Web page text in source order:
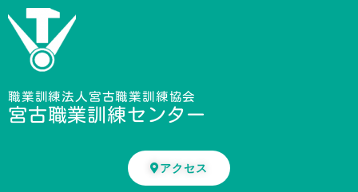
キ
ッ
職業訓練法人宮古職業訓練協会
宮古職業訓練センター
アクセス